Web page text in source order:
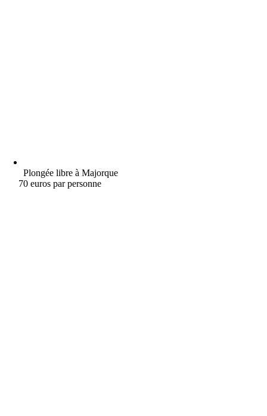
Plongée libre à Majorque
70 euros par personne